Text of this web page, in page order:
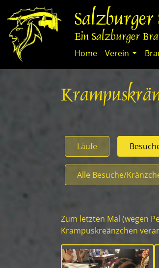
zum
Inhalt
Salzburger
Ein Salzburger
Home Verein
Läufe
Alle Besuche/
Zum letzten Mal (wegen
Krampuskreänzchen